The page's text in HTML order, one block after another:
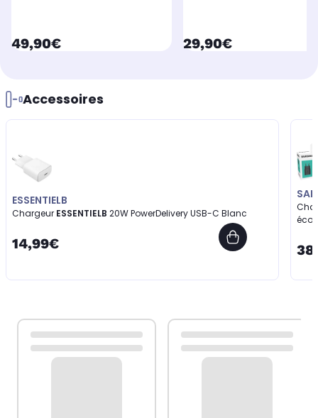
currentPrice
49,90€ currentPrice
29,90€
Accessoires
ESSENTIELB
Chargeur ESSENTIELB 20W PowerDelivery USB-C Blanc
14,99€